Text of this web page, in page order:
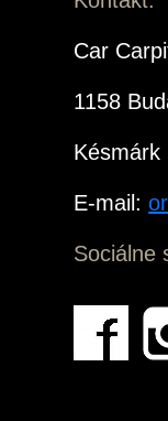
Car
1158
Késmárk
E-mail:
Sociálne